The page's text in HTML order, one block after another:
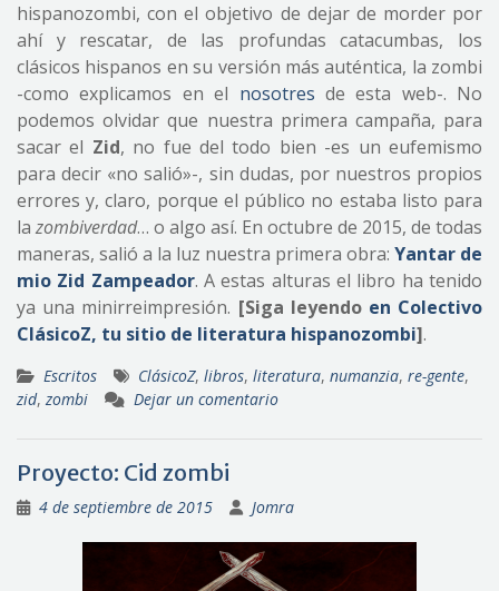
hispanozombi, con el objetivo de dejar de morder por
ahí y rescatar, de las profundas catacumbas, los
clásicos hispanos en su versión más auténtica, la zombi
-como explicamos en el nosotres de esta web-. No
podemos olvidar que nuestra primera campaña, para
sacar el Zid, no fue del todo bien -es un eufemismo
para decir «no salió»-, sin dudas, por nuestros propios
errores y, claro, porque el público no estaba listo para
la zombiverdad… o algo así. En octubre de 2015, de todas
maneras, salió a la luz nuestra primera obra: Yantar de
mio Zid Zampeador. A estas alturas el libro ha tenido
ya una minirreimpresión. [Siga leyendo en Colectivo
ClásicoZ, tu sitio de literatura hispanozombi].
Escritos ClásicoZ, libros, literatura, numanzia, re-gente,
zid,zombi Dejar un comentario
Proyecto: Cid zombi
4 de septiembre de 2015 Jomra